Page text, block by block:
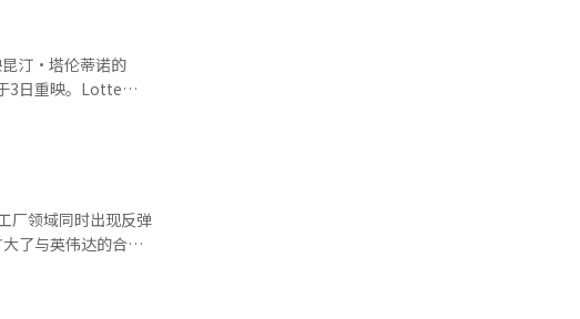
业务稳定化的努力
包、炸鸡、快速商
圈扩展整合策略。
过增加加盟店的客
（AI）系统翻译与
昆汀·塔伦蒂诺的
3日重映。Lotte
的世界》。重映本
是韩国的现象，美
续集占三分之二。然
一季度的热门影片
在于它们成为主流
数量反弹而到来，
厂领域同时出现反弹
了与英伟达的合作
的信号”。HBM是